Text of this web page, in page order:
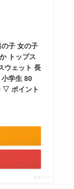
子 女の子
トップス
ウェット 長
学生 80
▽ ポイント
ポチップ